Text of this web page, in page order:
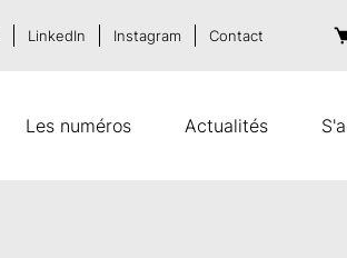
Les numéros Actualités
LinkedIn Instagram Contact